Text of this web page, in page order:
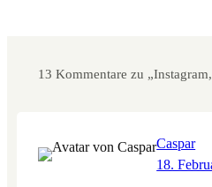
13 Kommentare zu
Caspar
18.